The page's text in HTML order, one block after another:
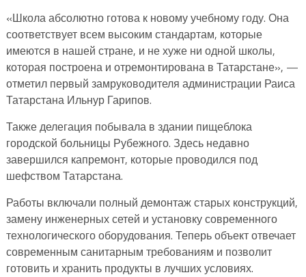
«Школа абсолютно готова к новому учебному году. Она
соответствует всем высоким стандартам, которые
имеются в нашей стране, и не хуже ни одной школы,
которая построена и отремонтирована в Татарстане», —
отметил первый замруководителя администрации Раиса
Татарстана Ильнур Гарипов.
Также делегация побывала в здании пищеблока
городской больницы Рубежного. Здесь недавно
завершился капремонт, которые проводился под
шефством Татарстана.
Работы включали полный демонтаж старых конструкций,
замену инженерных сетей и установку современного
технологического оборудования. Теперь объект отвечает
современным санитарным требованиям и позволит
готовить и хранить продукты в лучших условиях.